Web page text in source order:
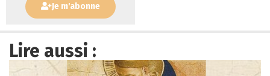
Je m'abonne
Lire aussi :